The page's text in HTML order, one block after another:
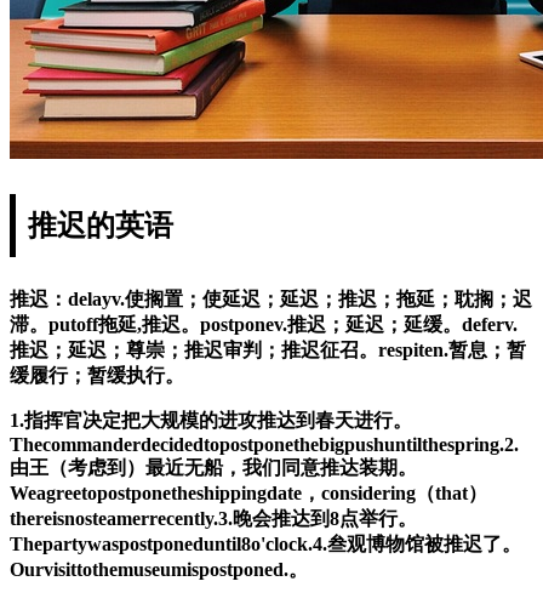
推迟的英语
推迟：delayv.使搁置；使延迟；延迟；推迟；拖延；耽搁；迟
滞。putoff拖延,推迟。postponev.推迟；延迟；延缓。deferv.
推迟；延迟；尊崇；推迟审判；推迟征召。respiten.暂息；暂
缓履行；暂缓执行。
1.指挥官决定把大规模的进攻推达到春天进行。
Thecommanderdecidedtopostponethebigpushuntilthespring.2.
由王（考虑到）最近无船，我们同意推达装期。
Weagreetopostponetheshippingdate，considering（that）
thereisnosteamerrecently.3.晚会推达到8点举行。
Thepartywaspostponeduntil8o'clock.4.叁观博物馆被推迟了。
Ourvisittothemuseumispostponed.。